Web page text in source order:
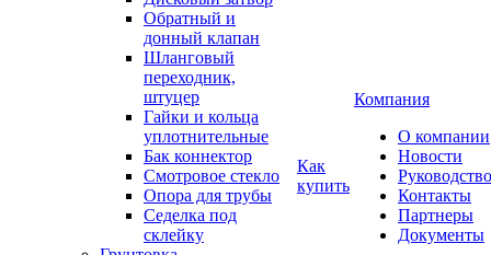
Обратный и
донный клапан
Шланговый
переходник,
штуцер
Гайки и кольца
уплотнительные
Бак коннектор
Смотровое стекло
Опора для трубы
Седелка под
склейку
Как
купить
Компания
О компании
Новости
Руководство
Контакты
Партнеры
Документы